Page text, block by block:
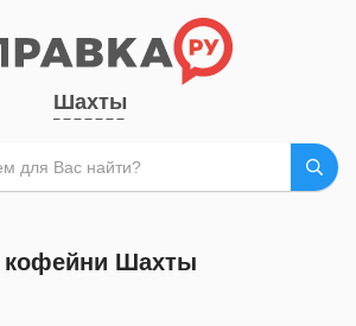
Шахты
кофейни Шахты